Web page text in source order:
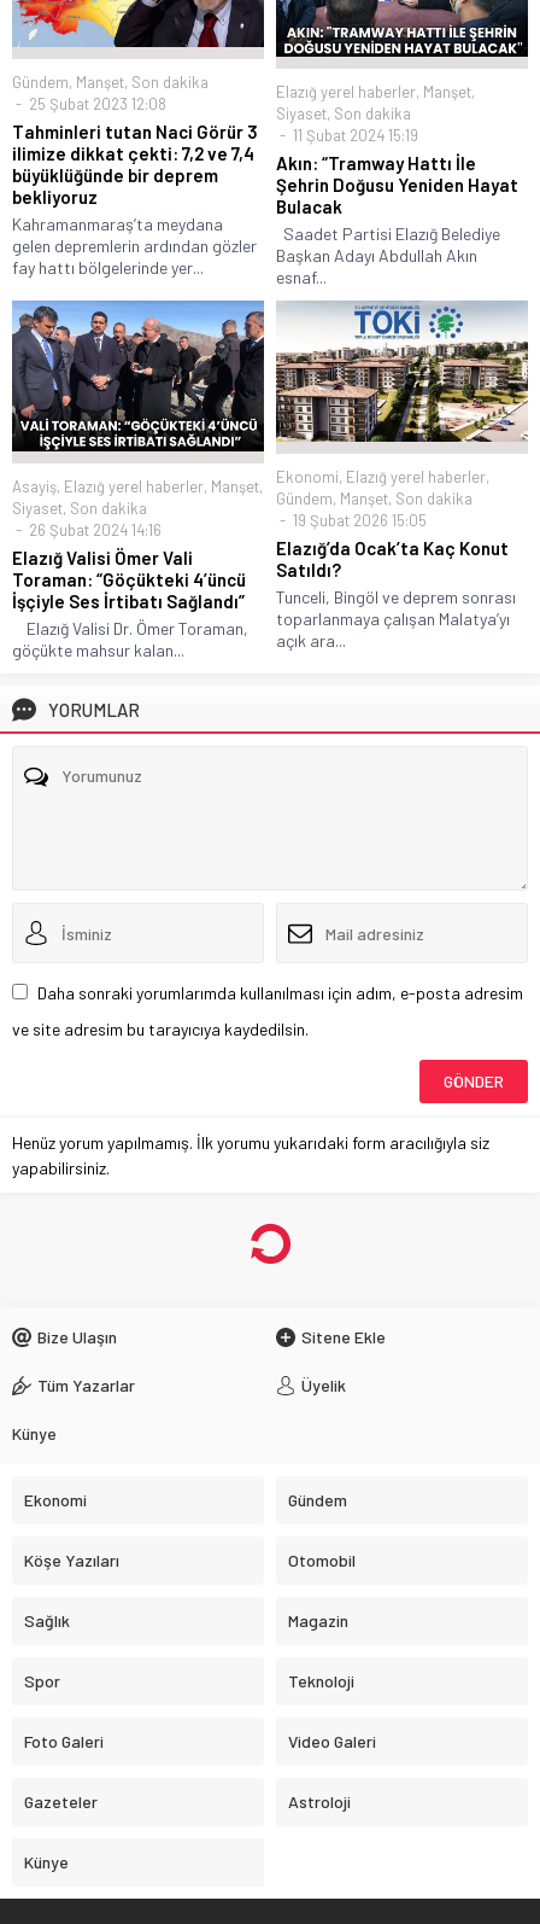
Gündem, Manşet, Son dakika
25 Şubat 2023 12:08
Tahminleri tutan Naci Görür 3
ilimize dikkat çekti: 7,2 ve 7,4
büyüklüğünde bir deprem
bekliyoruz
Kahramanmaraş’ta meydana
gelen depremlerin ardından gözler
fay hattı bölgelerinde yer...
Elazığ yerel haberler, Manşet,
Siyaset, Son dakika
11 Şubat 2024 15:19
Akın: “Tramway Hattı İle
Şehrin Doğusu Yeniden Hayat
Bulacak
Saadet Partisi Elazığ Belediye
Başkan Adayı Abdullah Akın
esnaf...
Asayiş, Elazığ yerel haberler, Manşet,
Siyaset, Son dakika
26 Şubat 2024 14:16
Elazığ Valisi Ömer Vali
Toraman: “Göçükteki 4’üncü
İşçiyle Ses İrtibatı Sağlandı”
Elazığ Valisi Dr. Ömer Toraman,
göçükte mahsur kalan...
Ekonomi, Elazığ yerel haberler,
Gündem, Manşet, Son dakika
19 Şubat 2026 15:05
Elazığ’da Ocak’ta Kaç Konut
Satıldı?
Tunceli, Bingöl ve deprem sonrası
toparlanmaya çalışan Malatya’yı
açık ara...
YORUMLAR
Daha sonraki yorumlarımda kullanılması için adım, e-posta adresim
ve site adresim bu tarayıcıya kaydedilsin.
Henüz yorum yapılmamış. İlk yorumu yukarıdaki form aracılığıyla siz
yapabilirsiniz.
Bize Ulaşın Sitene Ekle
Tüm Yazarlar Üyelik
Künye
Ekonomi Gündem
Köşe Yazıları Otomobil
Sağlık Magazin
Spor Teknoloji
Foto Galeri Video Galeri
Gazeteler Astroloji
Künye